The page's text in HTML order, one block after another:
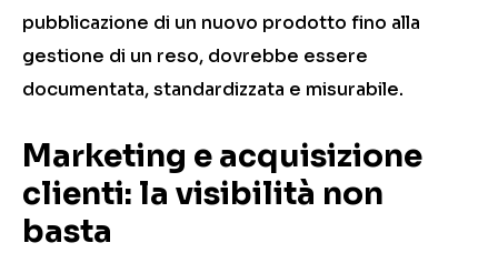
pubblicazione di un nuovo prodotto fino alla
gestione di un reso, dovrebbe essere
documentata, standardizzata e misurabile.
Marketing e acquisizione
clienti: la visibilità non
basta